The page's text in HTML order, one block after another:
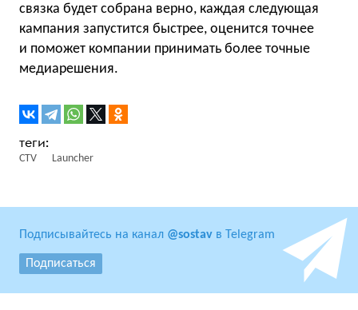
связка будет собрана верно, каждая следующая
кампания запустится быстрее, оценится точнее
и поможет компании принимать более точные
медиарешения.
CTV Launcher
Подписывайтесь на канал @sostav в Telegram
Подписаться